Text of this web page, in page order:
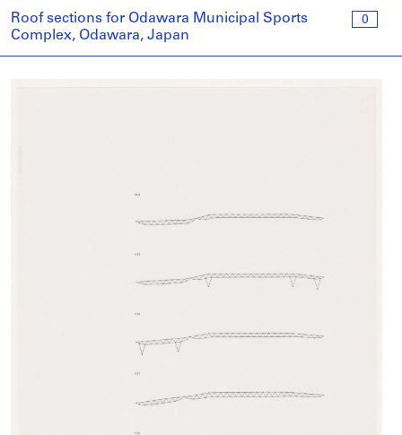
0
Roof sections for Odawara Municipal Sports
Complex, Odawara, Japan